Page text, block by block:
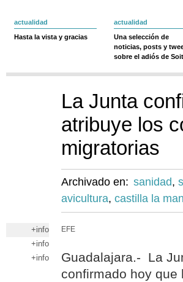
actualidad
Hasta la vista y gracias
actualidad
Una selección de
noticias, posts y
sobre el adiós de
La Junta
atribuye los
migratorias
Archivado en: sanidad,
avicultura, castilla la
+info
+info
+info
EFE
Guadalajara.- La
confirmado hoy